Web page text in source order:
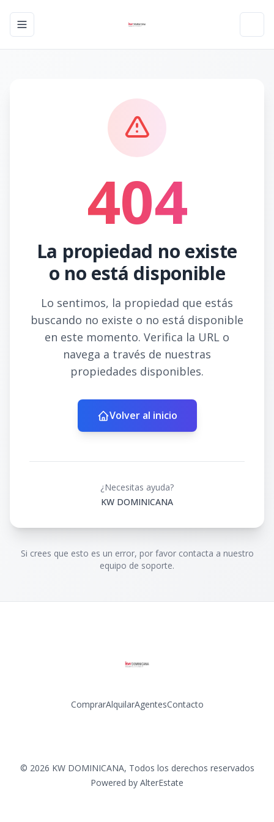
Toggle navigation menu
404
La propiedad no existe
o no está disponible
Lo sentimos, la propiedad que estás
buscando no existe o no está disponible
en este momento. Verifica la URL o
navega a través de nuestras
propiedades disponibles.
Volver al inicio
¿Necesitas ayuda?
KW DOMINICANA
Si crees que esto es un error, por favor contacta a nuestro
equipo de soporte.
ComprarAlquilarAgentesContacto
© 2026 KW DOMINICANA, Todos los derechos reservados
Powered by AlterEstate